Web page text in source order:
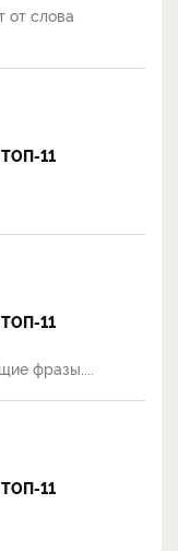
от слова
ТОП-11
ТОП-11
фразы....
ТОП-11